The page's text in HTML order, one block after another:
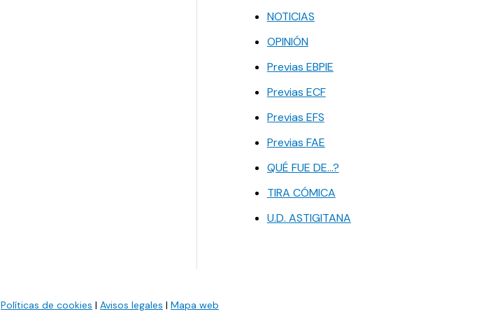
NOTICIAS
OPINIÓN
Previas EBPIE
Previas ECF
Previas EFS
Previas FAE
QUÉ FUE DE…?
TIRA CÓMICA
U.D. ASTIGITANA
Políticas de cookies | Avisos legales | Mapa web